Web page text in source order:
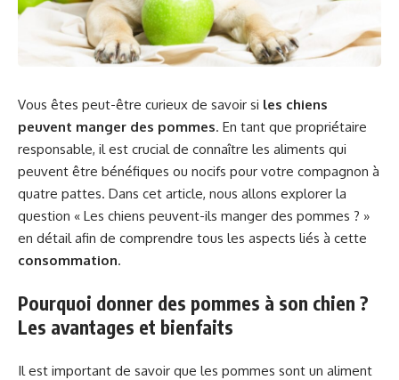
Vous êtes peut-être curieux de savoir si les chiens
peuvent manger des pommes. En tant que propriétaire
responsable, il est crucial de connaître les aliments qui
peuvent être bénéfiques ou nocifs pour votre compagnon à
quatre pattes. Dans cet article, nous allons explorer la
question « Les chiens peuvent-ils manger des pommes ? »
en détail afin de comprendre tous les aspects liés à cette
consommation.
Pourquoi donner des pommes à son chien ?
Les avantages et bienfaits
Il est important de savoir que les pommes sont un aliment